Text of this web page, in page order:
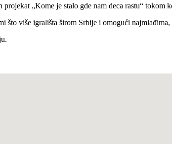
„Kome je stalo gde nam deca rastu“ tokom
što više igrališta širom Srbije i omogući